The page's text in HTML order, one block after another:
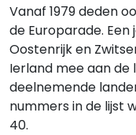
Vanaf 1979 deden
de Europarade.
Oostenrijk en
Ierland mee aan
deelnemende
nummers in de lijst
40.